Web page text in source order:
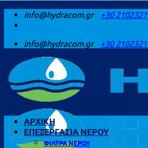
Μετάβαση
στο
info@hydracom.gr +30
info@hydracom.gr +30
ΑΡΧΙΚΗ
ΕΠΕΞΕΡΓΑΣΙΑ ΝΕΡΟΥ
ΦΙΛΤΡΑ ΝΕΡΟΥ